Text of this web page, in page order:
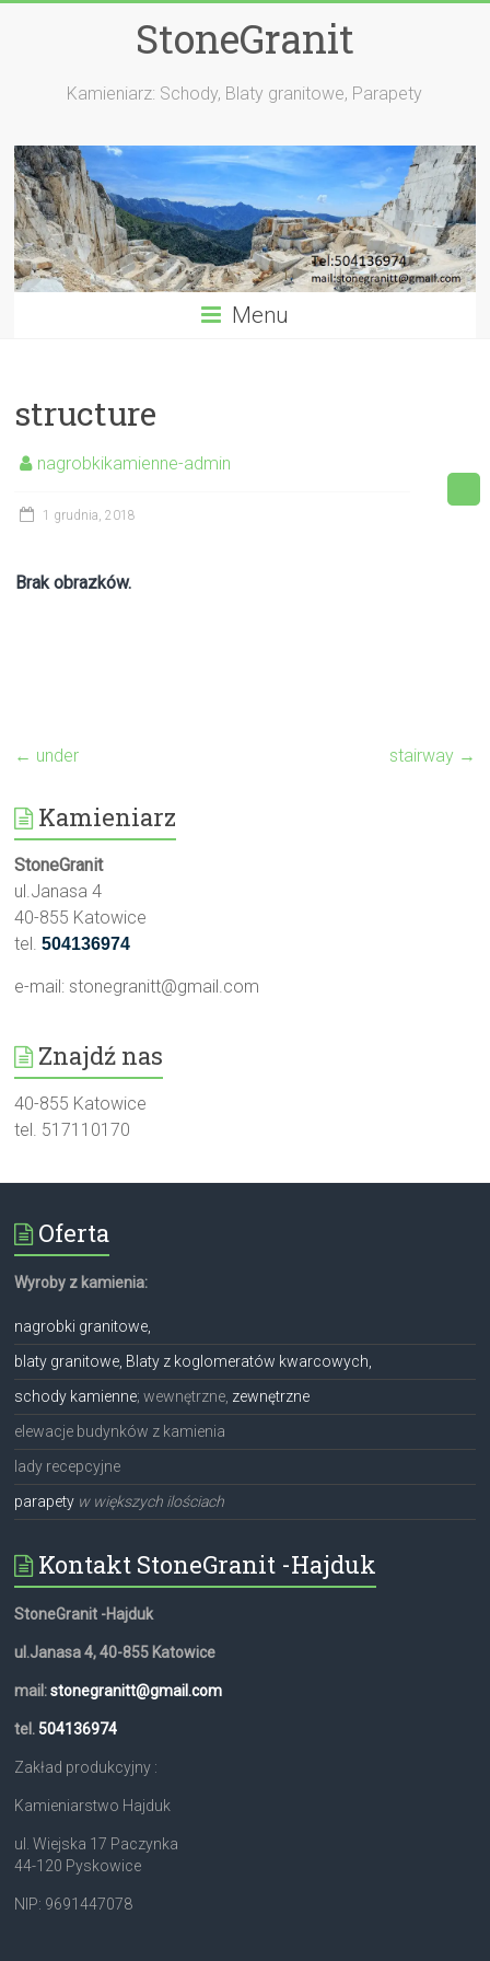
StoneGranit
Kamieniarz: Schody, Blaty granitowe, Parapety
Menu
structure
nagrobkikamienne-admin
1 grudnia, 2018
Brak obrazków.
← under stairway →
Kamieniarz
StoneGranit
ul.Janasa 4
40-855 Katowice
tel. 504136974
e-mail: stonegranitt@gmail.com
Znajdź nas
40-855 Katowice
tel. 517110170
Oferta
Wyroby z kamienia:
nagrobki granitowe,
blaty granitowe, Blaty z koglomeratów kwarcowych,
schody kamienne; wewnętrzne, zewnętrzne
elewacje budynków z kamienia
lady recepcyjne
parapety w większych ilościach
Kontakt StoneGranit -Hajduk
StoneGranit -Hajduk
ul.Janasa 4, 40-855 Katowice
mail:stonegranitt@gmail.com
tel. 504136974
Zakład produkcyjny :
Kamieniarstwo Hajduk
ul. Wiejska 17 Paczynka
44-120 Pyskowice
NIP: 9691447078